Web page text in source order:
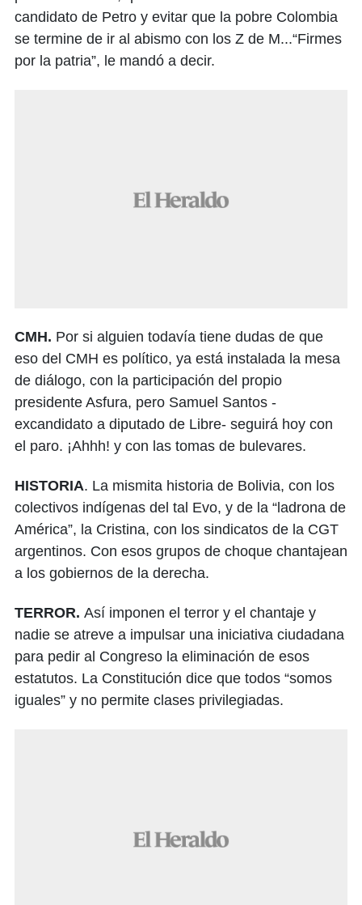
candidato de Petro y evitar que la pobre Colombia
se termine de ir al abismo con los Z de M...“Firmes
por la patria”, le mandó a decir.
CMH. Por si alguien todavía tiene dudas de que
eso del CMH es político, ya está instalada la mesa
de diálogo, con la participación del propio
presidente Asfura, pero Samuel Santos -
excandidato a diputado de Libre- seguirá hoy con
el paro. ¡Ahhh! y con las tomas de bulevares.
HISTORIA. La mismita historia de Bolivia, con los
colectivos indígenas del tal Evo, y de la “ladrona de
América”, la Cristina, con los sindicatos de la CGT
argentinos. Con esos grupos de choque chantajean
a los gobiernos de la derecha.
TERROR. Así imponen el terror y el chantaje y
nadie se atreve a impulsar una iniciativa ciudadana
para pedir al Congreso la eliminación de esos
estatutos. La Constitución dice que todos “somos
iguales” y no permite clases privilegiadas.